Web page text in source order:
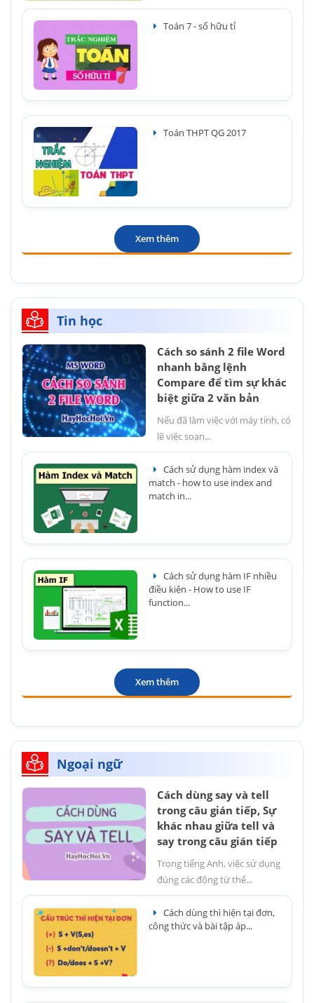
Toán 7 - số hữu tỉ
Toán THPT QG 2017
Xem thêm
Tin học
Cách so sánh 2 file Word
nhanh bằng lệnh
Compare để tìm sự khác
biệt giữa 2 văn bản
Nếu đã làm việc với máy tính, có
lẽ việc soạn...
Cách sử dụng hàm index và
match - how to use index and
match in...
Cách sử dụng hàm IF nhiều
điều kiện - How to use IF
function...
Xem thêm
Ngoại ngữ
Cách dùng say và tell
trong câu gián tiếp, Sự
khác nhau giữa tell và
say trong câu gián tiếp
Trong tiếng Anh, việc sử dụng
đúng các động từ thể...
Cách dùng thì hiện tại đơn,
công thức và bài tập áp...